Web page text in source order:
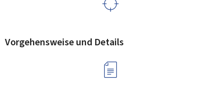
Vorgehensweise und Details